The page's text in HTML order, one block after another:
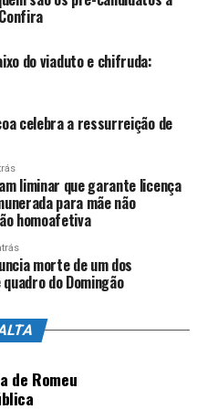
de imprensa e
do viaduto e chifruda:
celebra a ressurreição de
liminar que garante licença
para mãe não
homoafetiva
morte de um dos
do Domingão
de Romeu